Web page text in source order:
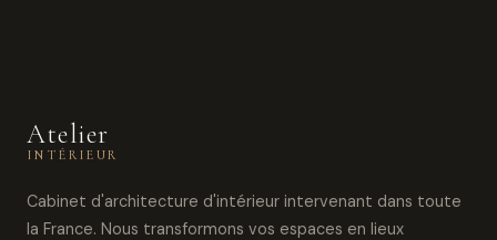
Atelier
INTÉRIEUR
Cabinet d'architecture d'intérieur intervenant dans toute
la France. Nous transformons vos espaces en lieux